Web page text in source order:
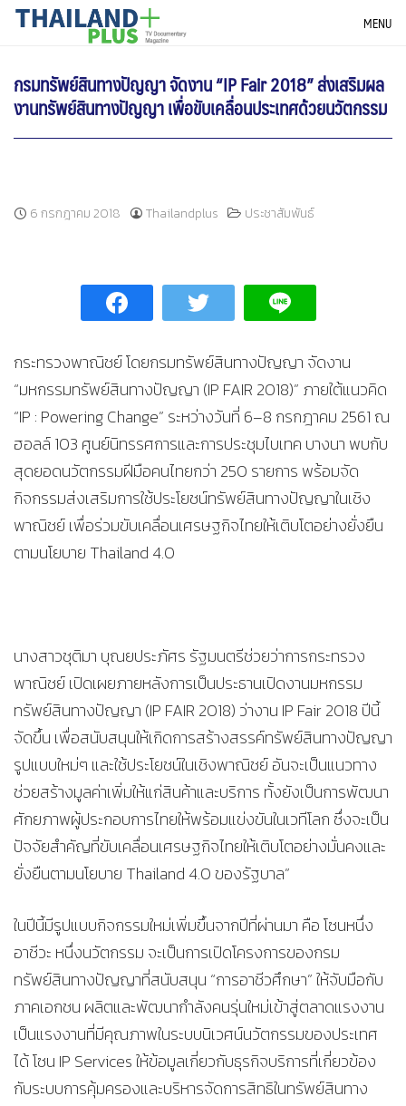
SkipTHAILANDPLUS NEWS MENU
กรมทรัพย์สินทางปัญญา จัดงาน “IP Fair 2018” ส่งเสริมผล
งานทรัพย์สินทางปัญญา เพื่อขับเคลื่อนประเทศด้วยนวัตกรรม
6 กรกฎาคม 2018 Thailandplus ประชาสัมพันธ์
กระทรวงพาณิชย์ โดยกรมทรัพย์สินทางปัญญา จัดงาน
“มหกรรมทรัพย์สินทางปัญญา (IP FAIR 2018)” ภายใต้แนวคิด
“IP : Powering Change” ระหว่างวันที่ 6–8 กรกฎาคม 2561 ณ
ฮอลล์ 103 ศูนย์นิทรรศการและการประชุมไบเทค บางนา พบกับ
สุดยอดนวัตกรรมฝีมือคนไทยกว่า 250 รายการ พร้อมจัด
กิจกรรมส่งเสริมการใช้ประโยชน์ทรัพย์สินทางปัญญาในเชิง
พาณิชย์ เพื่อร่วมขับเคลื่อนเศรษฐกิจไทยให้เติบโตอย่างยั่งยืน
ตามนโยบาย Thailand 4.0
นางสาวชุติมา บุณยประภัศร รัฐมนตรีช่วยว่าการกระทรวง
พาณิชย์ เปิดเผยภายหลังการเป็นประธานเปิดงานมหกรรม
ทรัพย์สินทางปัญญา (IP FAIR 2018) ว่างาน IP Fair 2018 ปีนี้
จัดขึ้น เพื่อสนับสนุนให้เกิดการสร้างสรรค์ทรัพย์สินทางปัญญา
รูปแบบใหม่ๆ และใช้ประโยชน์ในเชิงพาณิชย์ อันจะเป็นแนวทาง
ช่วยสร้างมูลค่าเพิ่มให้แก่สินค้าและบริการ ทั้งยังเป็นการพัฒนา
ศักยภาพผู้ประกอบการไทยให้พร้อมแข่งขันในเวทีโลก ซึ่งจะเป็น
ปัจจัยสำคัญที่ขับเคลื่อนเศรษฐกิจไทยให้เติบโตอย่างมั่นคงและ
ยั่งยืนตามนโยบาย Thailand 4.0 ของรัฐบาล”
ในปีนี้มีรูปแบบกิจกรรมใหม่เพิ่มขึ้นจากปีที่ผ่านมา คือ โซนหนึ่ง
อาชีวะ หนึ่งนวัตกรรม จะเป็นการเปิดโครงการของกรม
ทรัพย์สินทางปัญญาที่สนับสนุน “การอาชีวศึกษา” ให้จับมือกับ
ภาคเอกชน ผลิตและพัฒนากำลังคนรุ่นใหม่เข้าสู่ตลาดแรงงาน
เป็นแรงงานที่มีคุณภาพในระบบนิเวศน์นวัตกรรมของประเทศ
ได้ โซน IP Services ให้ข้อมูลเกี่ยวกับธุรกิจบริการที่เกี่ยวข้อง
กับระบบการคุ้มครองและบริหารจัดการสิทธิในทรัพย์สินทาง